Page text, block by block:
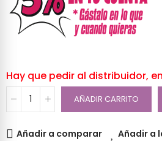
Hay que pedir al distribuidor,
AÑADIR CARRITO
Añadir a comparar Añadir a